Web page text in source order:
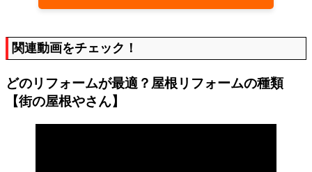
関連動画をチェック！
どのリフォームが最適？屋根リフォームの種類
【街の屋根やさん】